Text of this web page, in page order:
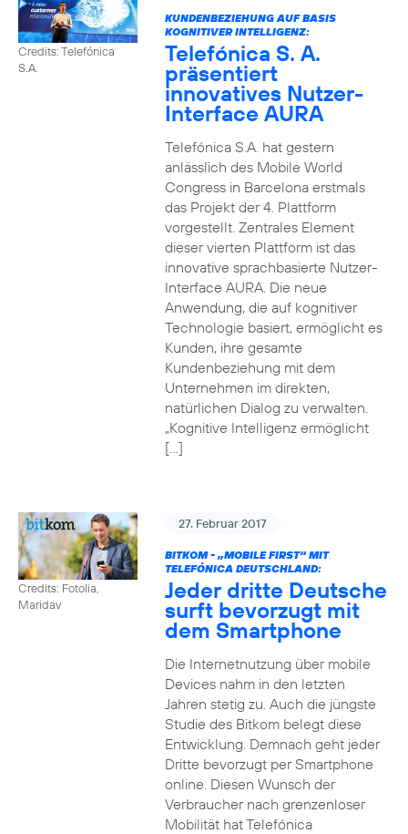
Credits: Telefónica
S.A.
KUNDENBEZIEHUNG AUF BASIS
KOGNITIVER INTELLIGENZ:
Telefónica S. A.
präsentiert
innovatives Nutzer-
Interface AURA
Telefónica S.A. hat gestern
anlässlich des Mobile World
Congress in Barcelona erstmals
das Projekt der 4. Plattform
vorgestellt. Zentrales Element
dieser vierten Plattform ist das
innovative sprachbasierte Nutzer-
Interface AURA. Die neue
Anwendung, die auf kognitiver
Technologie basiert, ermöglicht es
Kunden, ihre gesamte
Kundenbeziehung mit dem
Unternehmen im direkten,
natürlichen Dialog zu verwalten.
„Kognitive Intelligenz ermöglicht
[…]
Credits: Fotolia,
Maridav
27. Februar 2017
BITKOM - „MOBILE FIRST“ MIT
TELEFÓNICA DEUTSCHLAND:
Jeder dritte Deutsche
surft bevorzugt mit
dem Smartphone
Die Internetnutzung über mobile
Devices nahm in den letzten
Jahren stetig zu. Auch die jüngste
Studie des Bitkom belegt diese
Entwicklung. Demnach geht jeder
Dritte bevorzugt per Smartphone
online. Diesen Wunsch der
Verbraucher nach grenzenloser
Mobilität hat Telefónica